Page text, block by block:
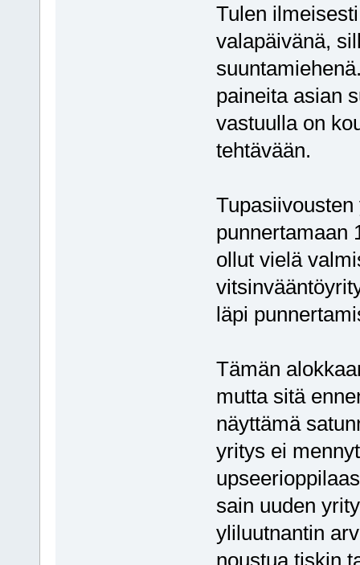
Tulen
valapäivänä,
paineita asian
vastuulla on
tehtävään.
punnertamaan
ollut vielä
läpi
Tämän
mutta sitä
näyttämä
yritys ei
sain uuden
yliluutnantin